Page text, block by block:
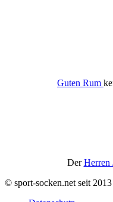
Guten Rum
DerHerren
© sport-socken.net seit 2013